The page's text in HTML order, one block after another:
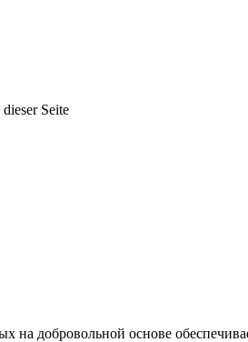
на добровольной основе